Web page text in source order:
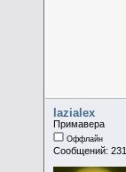
lazialex
Примавера
Оффлайн
Сообщений: 231